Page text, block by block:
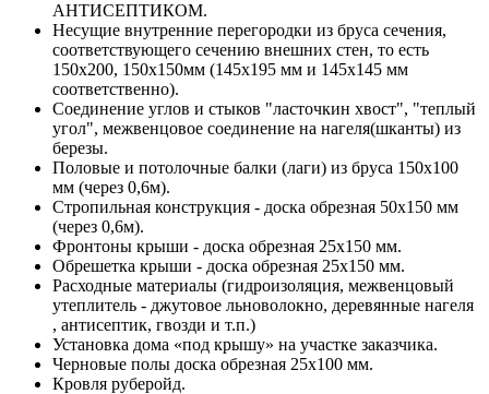
АНТИСЕПТИКОМ.
Несущие внутренние перегородки из бруса сечения,
соответствующего сечению внешних стен, то есть
150х200, 150х150мм (145х195 мм и 145х145 мм
соответственно).
Соединение углов и стыков "ласточкин хвост", "теплый
угол", межвенцовое соединение на нагеля(шканты) из
березы.
Половые и потолочные балки (лаги) из бруса 150х100
мм (через 0,6м).
Стропильная конструкция - доска обрезная 50х150 мм
(через 0,6м).
Фронтоны крыши - доска обрезная 25х150 мм.
Обрешетка крыши - доска обрезная 25х150 мм.
Расходные материалы (гидроизоляция, межвенцовый
утеплитель - джутовое льноволокно, деревянные нагеля
, антисептик, гвозди и т.п.)
Установка дома «под крышу» на участке заказчика.
Черновые полы доска обрезная 25х100 мм.
Кровля руберойд.